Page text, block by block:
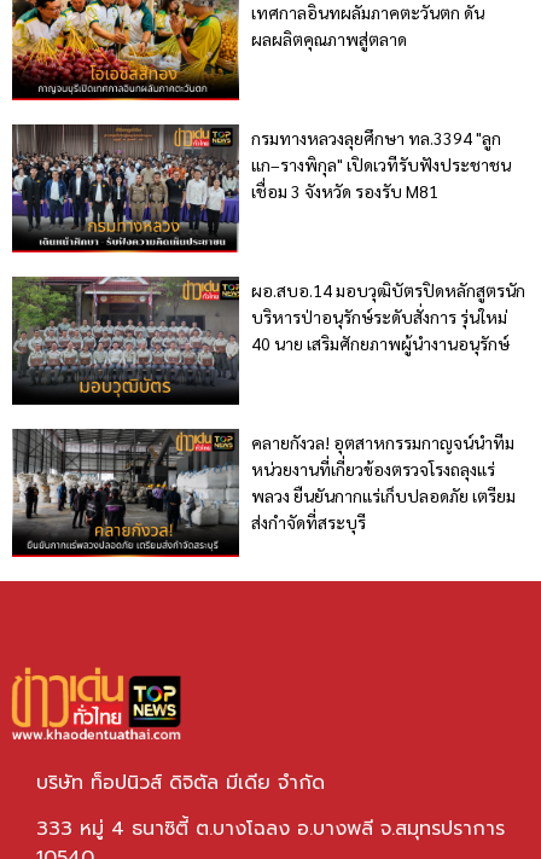
เทศกาลอินทผลัมภาคตะวันตก ดัน
ผลผลิตคุณภาพสู่ตลาด
กรมทางหลวงลุยศึกษา ทล.3394 "ลูก
แก–รางพิกุล" เปิดเวทีรับฟังประชาชน
เชื่อม 3 จังหวัด รองรับ M81
ผอ.สบอ.14 มอบวุฒิบัตรปิดหลักสูตรนัก
บริหารป่าอนุรักษ์ระดับสั่งการ รุ่นใหม่
40 นาย เสริมศักยภาพผู้นำงานอนุรักษ์
คลายกังวล! อุตสาหกรรมกาญจน์นำทีม
หน่วยงานที่เกี่ยวข้องตรวจโรงถลุงแร่
พลวง ยืนยันกากแร่เก็บปลอดภัย เตรียม
ส่งกำจัดที่สระบุรี
บริษัท ท็อปนิวส์ ดิจิตัล มีเดีย จำกัด
333 หมู่ 4 ธนาซิตี้ ต.บางโฉลง อ.บางพลี จ.สมุทรปราการ